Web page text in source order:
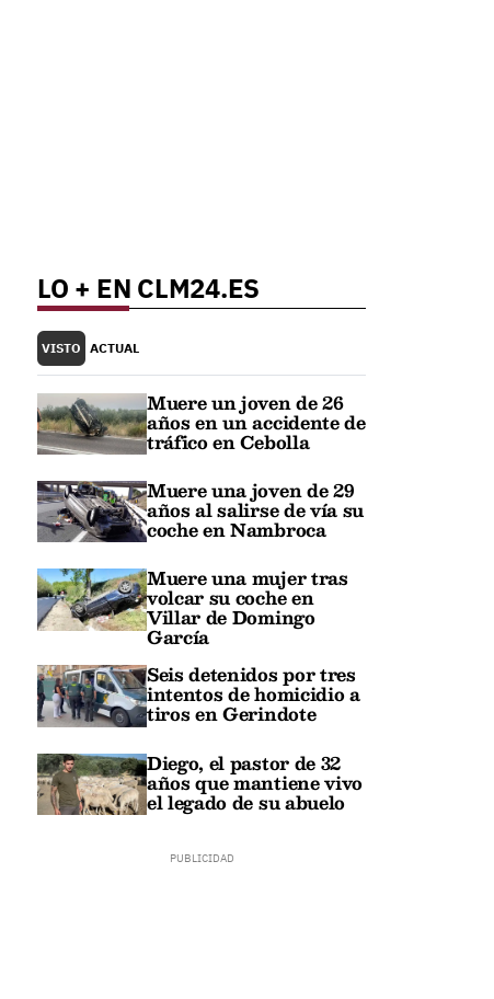
LO + EN CLM24.ES
VISTO ACTUAL
Muere un joven de 26
años en un accidente de
tráfico en Cebolla
Muere una joven de 29
años al salirse de vía su
coche en Nambroca
Muere una mujer tras
volcar su coche en
Villar de Domingo
García
Seis detenidos por tres
intentos de homicidio a
tiros en Gerindote
Diego, el pastor de 32
años que mantiene vivo
el legado de su abuelo